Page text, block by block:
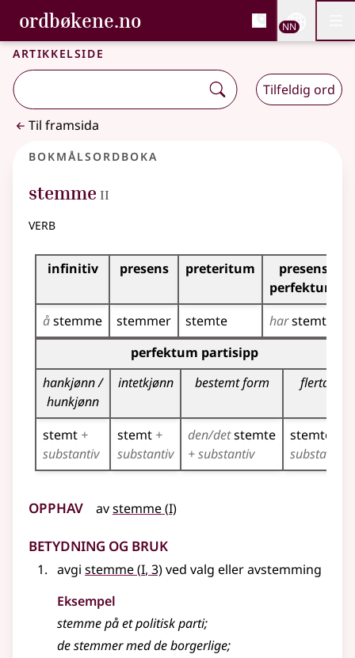
Gå til hovudinnhald
Tilgjenge
ordbøkene.no, Bokmålsordboka og
Bokmålsordboka og Nynorskordboka
NN
Artikkelside
Tilfeldig ord
Til framsida
Bokmålsordboka
stemme 2
II
verb
Bøyingstabell for dette verbet
infinitiv presens preteritum
presens
perfektum
åstemme stemmer stemte harstemt
Bøyingstabell for dette verbet (partisippformer)
perfektum partisipp
hankjønn /
hunkjønn
intetkjønn bestemt form flertall
stemt +
substantiv
stemt +
substantiv
den/detstemte
+ substantiv
stemte
substantiv
Opphav avstemme(1
I)
Betydning og bruk
avgi stemme(1
I, 3)ved valg elleravstemming
Eksempel
stemmepå et politisk parti;
de stemmer med de borgerlige;